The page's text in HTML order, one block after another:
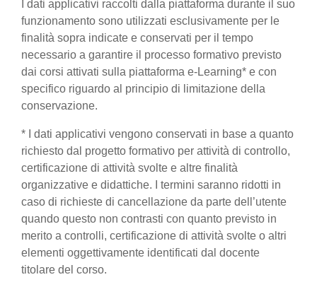
I dati applicativi raccolti dalla piattaforma durante il suo
funzionamento sono utilizzati esclusivamente per le
finalità sopra indicate e conservati per il tempo
necessario a garantire il processo formativo previsto
dai corsi attivati sulla piattaforma e-Learning* e con
specifico riguardo al principio di limitazione della
conservazione.
* I dati applicativi vengono conservati in base a quanto
richiesto dal progetto formativo per attività di controllo,
certificazione di attività svolte e altre finalità
organizzative e didattiche. I termini saranno ridotti in
caso di richieste di cancellazione da parte dell’utente
quando questo non contrasti con quanto previsto in
merito a controlli, certificazione di attività svolte o altri
elementi oggettivamente identificati dal docente
titolare del corso.